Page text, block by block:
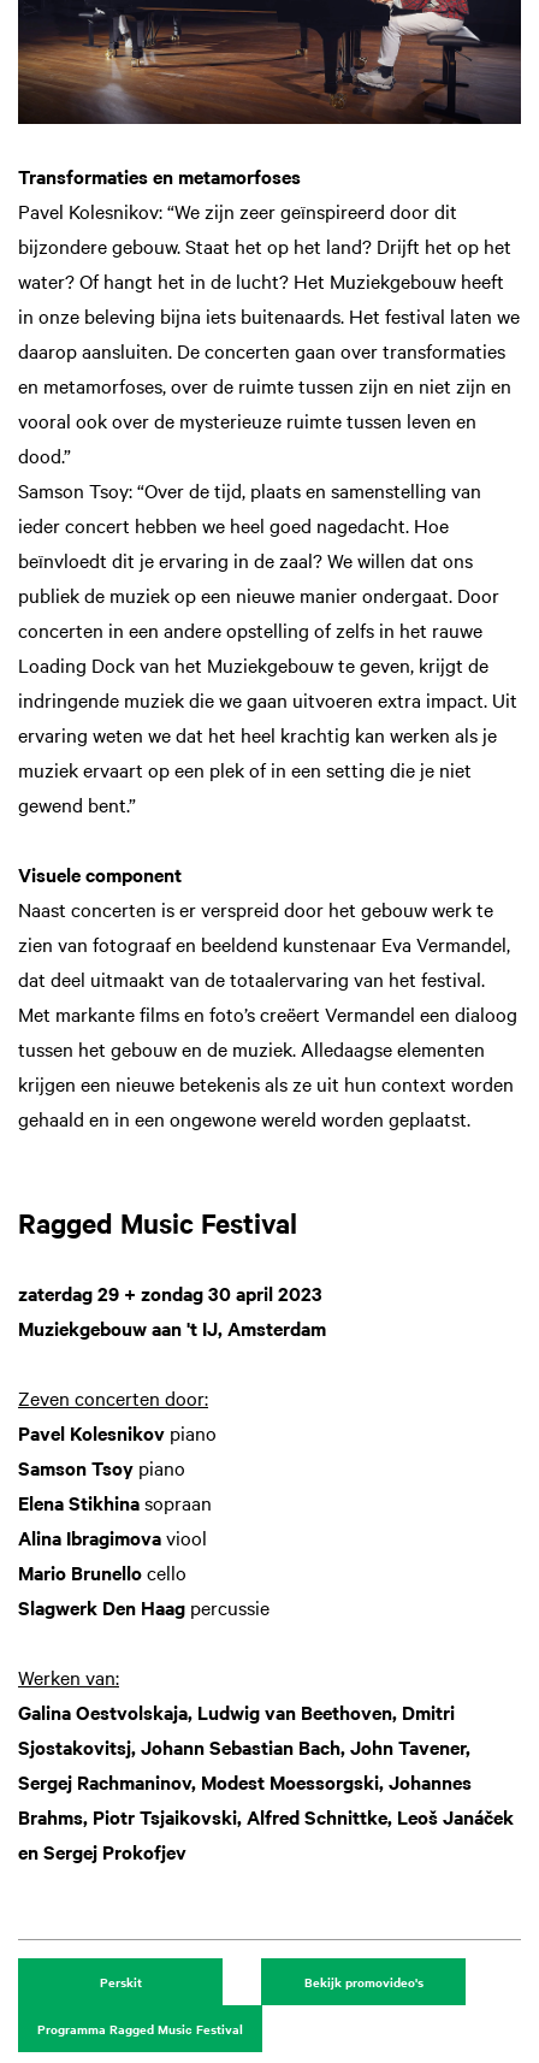
Transformaties en metamorfoses
Pavel Kolesnikov: “We zijn zeer geïnspireerd door dit
bijzondere gebouw. Staat het op het land? Drijft het op het
water? Of hangt het in de lucht? Het Muziekgebouw heeft
in onze beleving bijna iets buitenaards. Het festival laten we
daarop aansluiten. De concerten gaan over transformaties
en metamorfoses, over de ruimte tussen zijn en niet zijn en
vooral ook over de mysterieuze ruimte tussen leven en
dood.”
Samson Tsoy: “Over de tijd, plaats en samenstelling van
ieder concert hebben we heel goed nagedacht. Hoe
beïnvloedt dit je ervaring in de zaal? We willen dat ons
publiek de muziek op een nieuwe manier ondergaat. Door
concerten in een andere opstelling of zelfs in het rauwe
Loading Dock van het Muziekgebouw te geven, krijgt de
indringende muziek die we gaan uitvoeren extra impact. Uit
ervaring weten we dat het heel krachtig kan werken als je
muziek ervaart op een plek of in een setting die je niet
gewend bent.”
Visuele component
Naast concerten is er verspreid door het gebouw werk te
zien van fotograaf en beeldend kunstenaar Eva Vermandel,
dat deel uitmaakt van de totaalervaring van het festival.
Met markante films en foto’s creëert Vermandel een dialoog
tussen het gebouw en de muziek. Alledaagse elementen
krijgen een nieuwe betekenis als ze uit hun context worden
gehaald en in een ongewone wereld worden geplaatst.
Ragged Music Festival
zaterdag 29 + zondag 30 april 2023
Muziekgebouw aan 't IJ, Amsterdam
Zeven concerten door:
Pavel Kolesnikov piano
Samson Tsoy piano
Elena Stikhinasopraan
Alina Ibragimovaviool
Mario Brunellocello
Slagwerk Den Haag percussie
Werken van:
Galina Oestvolskaja, Ludwig van Beethoven, Dmitri
Sjostakovitsj, Johann Sebastian Bach, John Tavener,
Sergej Rachmaninov, Modest Moessorgski, Johannes
Brahms, Piotr Tsjaikovski, Alfred Schnittke, Leoš Janáček
en Sergej Prokofjev
Perskit Bekijk promovideo's
Programma Ragged Music Festival